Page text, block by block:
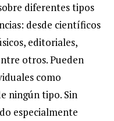
diferentes tipos
desde científicos
editoriales,
otros. Pueden
como
ningún tipo. Sin
especialmente